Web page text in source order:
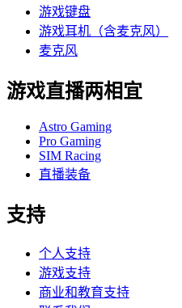
游戏键盘
游戏耳机（含麦克风）
麦克风
游戏直播两相宜
Astro Gaming
Pro Gaming
SIM Racing
直播装备
支持
个人支持
游戏支持
商业和教育支持